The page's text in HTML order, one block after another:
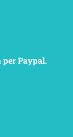
per Paypal.